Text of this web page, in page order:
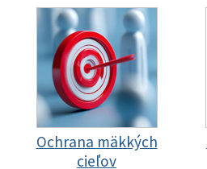
Ochrana mäkkých
cieľov